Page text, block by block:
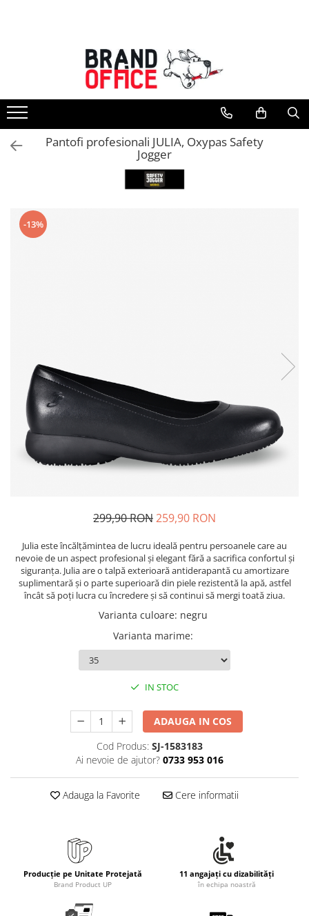
Unitate Protejata - PRODUCTIE
Hartie copiator si produse
tipografice
Produse consumabile din hartie
Detergenti si dezinfectanti
Saci menajeri (Unitate Protejata)
Agende, calendare si organizatoare
Agende personalizabile
Caiete si blocnotesuri
Dosare, folii protectie si mape
Accesorii diverse pentru birou
Etichetare si ambalare
Arhivare si depozitare
Stilouri
Seturi de scris Premium
Instrumente de scris eco
Creioane mecanice si grafit
Rezerve instrumente scris
Tavite documente si suporturi
Ascutitori, radiere, agrafe
Curatenie si igiena
Articole pentru baie
Articole pentru bucatarie
Maturi, mopuri si galeti
Pantofi profesionali JULIA, Oxypas Safety
Jogger
-13%
299,90 RON259,90 RON
Julia este încălțămintea de lucru ideală pentru persoanele care au
nevoie de un aspect profesional și elegant fără a sacrifica confortul și
siguranța. Julia are o talpă exterioară antiderapantă cu amortizare
suplimentară și o parte superioară din piele rezistentă la apă, astfel
încât să poți lucra cu încredere și să continui să mergi toată ziua.
Varianta culoare: negru
Varianta marime:
IN STOC
ADAUGA IN COS
Cod Produs: SJ-1583183
Ai nevoie de ajutor? 0733 953 016
Adauga la Favorite Cere informatii
Producție pe Unitate Protejată
Brand Product UP
11 angajați cu dizabilități
în echipa noastră